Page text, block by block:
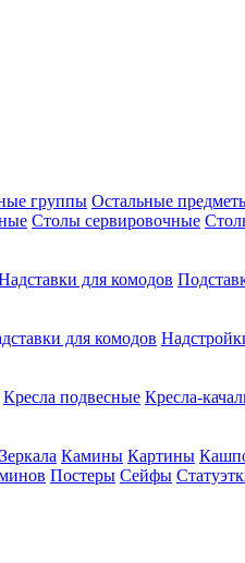
группы Остальные
Столы сервировочные
для комодов
для комодов
Кресла подвесные Кресла-
Зеркала Камины Картины
Постеры Сейфы